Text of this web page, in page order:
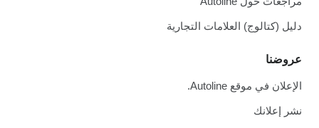
دليل (كتالوج) العلامات التجارية
عروضنا
الإعلان في موقع Autoline.
نشر إعلانك